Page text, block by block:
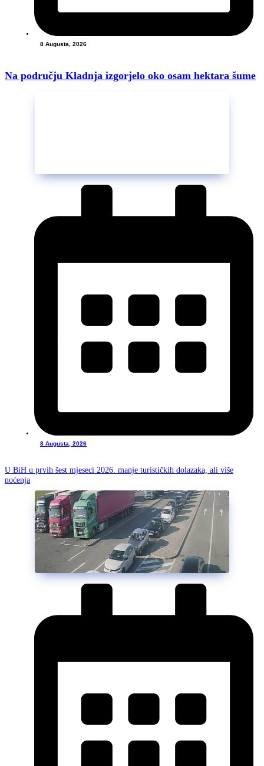
8 Augusta, 2026
Na području Kladnja izgorjelo oko osam hektara šume
8 Augusta, 2026
U BiH u prvih šest mjeseci 2026. manje turističkih dolazaka, ali više
noćenja